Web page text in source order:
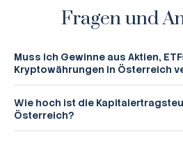
Fragen und
Muss ich Gewinne aus Aktien,
Kryptowährungen in Österreich
Wie hoch ist die
Österreich?